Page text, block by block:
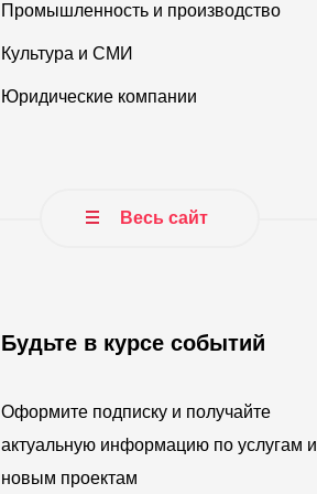
Промышленность и производство
Культура и СМИ
Юридические компании
Весь сайт
Будьте в курсе событий
Оформите подписку и получайте
актуальную информацию по услугам и
новым проектам